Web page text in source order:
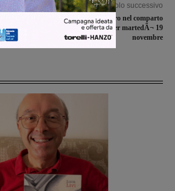
Articolo successivo
Un giorno di sciopero nel comparto
sanitÃ indetto per martedÃ¬ 19
novembre